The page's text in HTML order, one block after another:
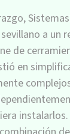
a un
de
en